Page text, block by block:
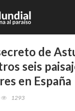
de
seis
en España
1293